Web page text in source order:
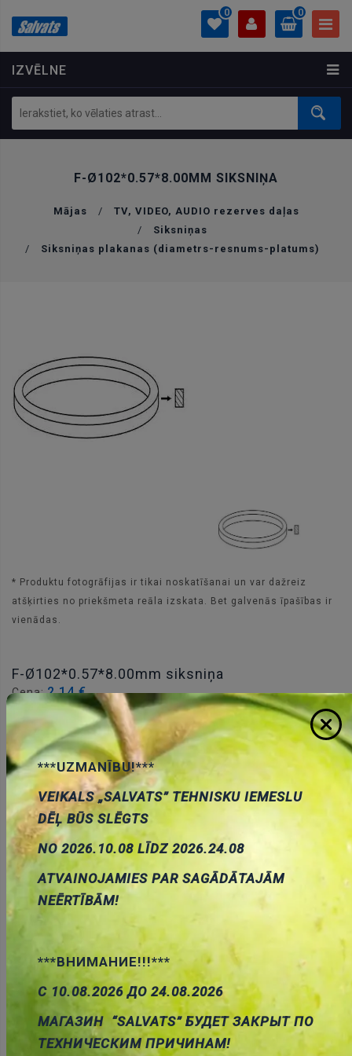
IZVĒLNE
0
PROFILS
Ielogoties
Izveidot kontu
0
0.00 €
F-Ø102*0.57*8.00MM SIKSNIŅA
Mājas /
TV, VIDEO, AUDIO rezerves daļas
/
Siksniņas
/
Siksniņas plakanas (diametrs-resnums-platums)
* Produktu fotogrāfijas ir tikai noskatīšanai un var dažreiz
atšķirties no priekšmeta reāla izskata. Bet galvenās īpašības ir
vienādas.
F-Ø102*0.57*8.00mm siksniņa
Cena:2.14 €
00007336 Artikuls:
BLT17259
Noliktavas stāvoklis:
Daudzums:
Pievienot grozam
APRAKSTS
PARAMETRI
***UZMANĪBU!***
VEIKALS „SALVATS” TEHNISKU IEMESLU
DĒĻ BŪS SLĒGTS
NO 2026.10.08 LĪDZ 2026.24.08
ATVAINOJAMIES PAR SAGĀDĀTAJĀM
NEĒRTĪBĀM!
***ВНИМАНИЕ!!!***
С 10.08.2026 ДО 24.08.2026
МАГАЗИН “SALVATS” БУДЕТ ЗАКРЫТ ПО
ТЕХНИЧЕСКИМ ПРИЧИНАМ!